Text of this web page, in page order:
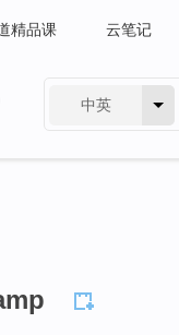
精品课 云笔记
中英